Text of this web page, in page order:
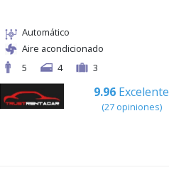
Automático
Aire acondicionado
5
4 3
9.96 Excelente
(27 opiniones)